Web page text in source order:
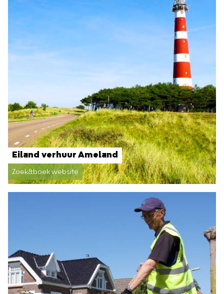
Eiland verhuur Ameland
Zoek&boek website